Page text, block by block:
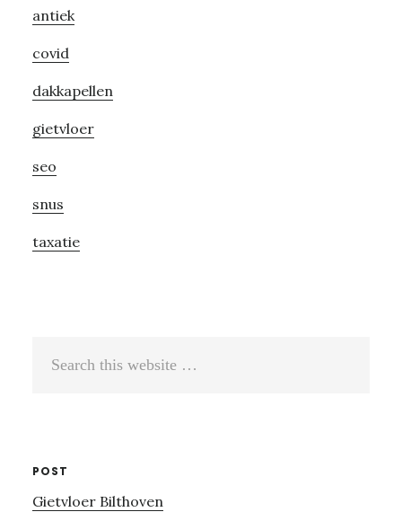
Sidebar
antiek
covid
dakkapellen
gietvloer
seo
snus
taxatie
POST
Gietvloer Bilthoven